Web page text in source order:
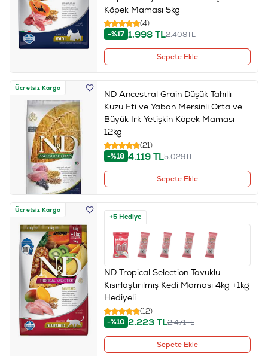
Köpek Maması 5kg
(4)
-%17 1.998TL2.408TL
Sepete Ekle
Ücretsiz Kargo
ND Ancestral Grain Düşük Tahıllı
Kuzu Eti ve Yaban Mersinli Orta ve
Büyük Irk Yetişkin Köpek Maması
12kg
(21)
-%18 4.119TL5.029TL
Sepete Ekle
Ücretsiz Kargo
+5 Hediye
ND Tropical Selection Tavuklu
Kısırlaştırılmış Kedi Maması 4kg +1kg
Hediyeli
(12)
-%10 2.223TL2.471TL
Sepete Ekle